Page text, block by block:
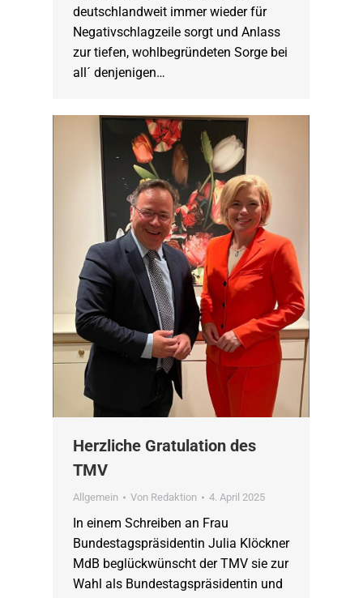
deutschlandweit immer wieder für
Negativschlagzeile sorgt und Anlass
zur tiefen, wohlbegründeten Sorge bei
all´ denjenigen…
Herzliche Gratulation des
TMV
Allgemein Von Redaktion 4. April 2025
In einem Schreiben an Frau
Bundestagspräsidentin Julia Klöckner
MdB beglückwünscht der TMV sie zur
Wahl als Bundestagspräsidentin und